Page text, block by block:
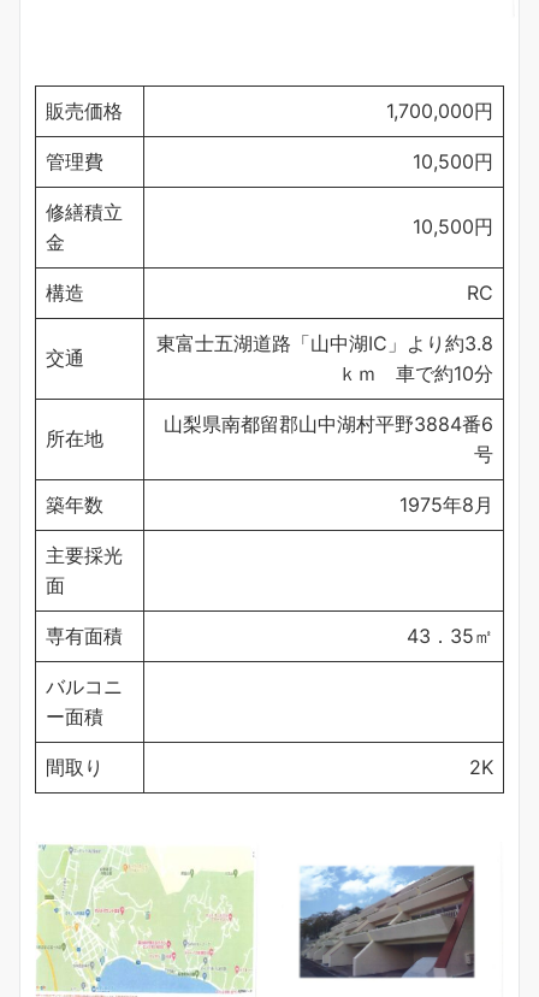
販売価格 1,700,000円
管理費 10,500円
修繕積立
金
10,500円
構造 RC
交通
東富士五湖道路「山中湖IC」より約3.8
ｋｍ 車で約10分
所在地
山梨県南都留郡山中湖村平野3884番6
号
築年数 1975年8月
主要採光
面
専有面積 43．35㎡
バルコニ
ー面積
間取り 2K